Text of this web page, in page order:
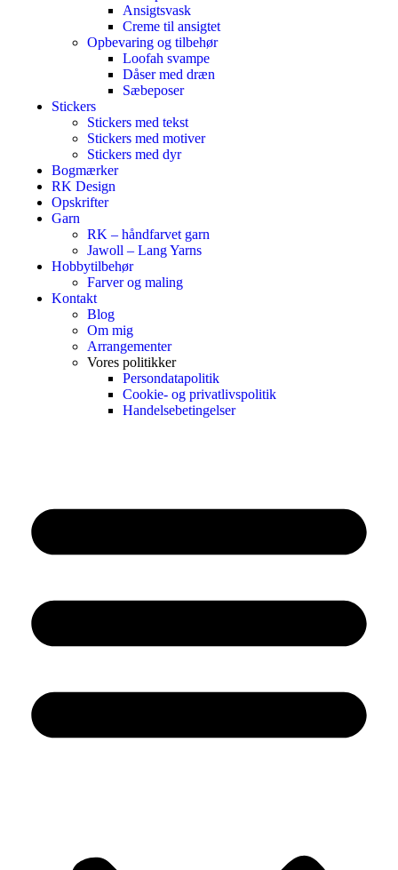
Ansigtsvask
Creme til ansigtet
Opbevaring og tilbehør
Loofah svampe
Dåser med dræn
Sæbeposer
Stickers
Stickers med tekst
Stickers med motiver
Stickers med dyr
Bogmærker
RK Design
Opskrifter
Garn
RK – håndfarvet garn
Jawoll – Lang Yarns
Hobbytilbehør
Farver og maling
Kontakt
Blog
Om mig
Arrangementer
Vores politikker
Persondatapolitik
Cookie- og privatlivspolitik
Handelsebetingelser